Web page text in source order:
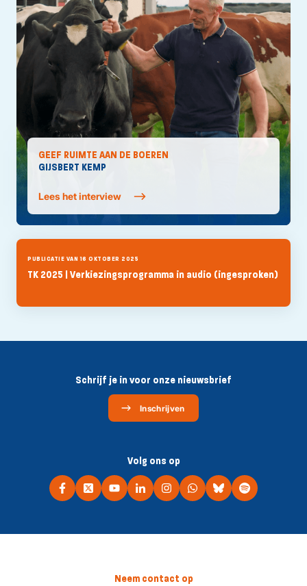
GEEF RUIMTE AAN DE BOEREN
GIJSBERT KEMP
Lees het interview
PUBLICATIE VAN 16 OKTOBER 2025
TK 2025 | Verkiezingsprogramma in audio (ingesproken)
Schrijf je in voor onze nieuwsbrief
Inschrijven
Volg ons op
Neem contact op